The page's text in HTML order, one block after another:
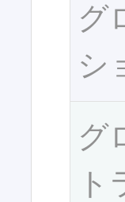
グ
シ
グ